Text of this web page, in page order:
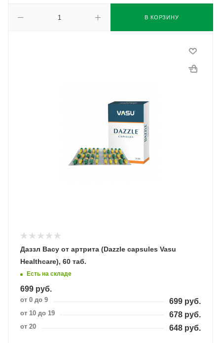
В КОРЗИНУ
Даззл Васу от артрита (Dazzle capsules Vasu
Healthcare), 60 таб.
Есть на складе
699 руб.
от 0 до 9 699 руб.
от 10 до 19 678 руб.
от 20 648 руб.